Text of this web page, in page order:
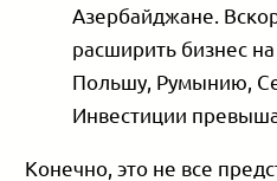
Азербайджане.
расширить бизнес
Польшу, Румынию,
Инвестиции
Конечно, это не все